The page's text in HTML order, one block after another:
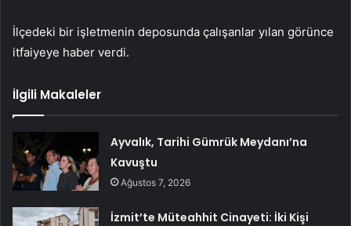
İlçedeki bir işletmenin deposunda çalışanlar yılan görünce
itfaiyeye haber verdi.
İlgili Makaleler
Ayvalık, Tarihi Gümrük Meydanı’na
Kavuştu
Ağustos 7, 2026
İzmit’te Müteahhit Cinayeti: İki Kişi